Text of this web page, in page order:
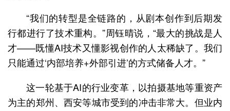
“我们的转型是全链路的，从剧本创作到后期发
行都进行了技术重构。”周钰晴说，“最大的挑战是人
才——既懂AI技术又懂影视创作的人太稀缺了。我们
只能通过‘内部培养+外部引进’的方式储备人才。”
这一轮基于AI的行业变革，以拍摄基地等重资产
为主的郑州、西安等城市受到的冲击非常大。但业内